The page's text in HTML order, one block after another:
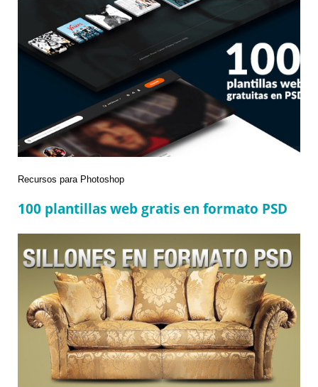
Categories
Recursos para Photoshop
100 plantillas web gratis en formato PSD